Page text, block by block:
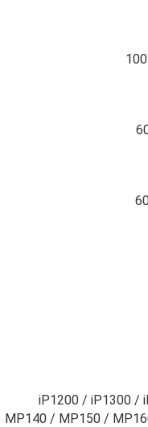
iP1200 / iP1300 /
MP140 / MP150 /